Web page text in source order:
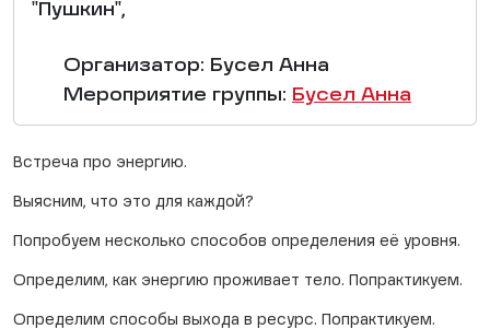
"Пушкин",
Организатор: Бусел Анна
Мероприятие группы: Бусел Анна
Встреча про энергию.
Выясним, что это для каждой?
Попробуем несколько способов определения её уровня.
Определим, как энергию проживает тело. Попрактикуем.
Определим способы выхода в ресурс. Попрактикуем.